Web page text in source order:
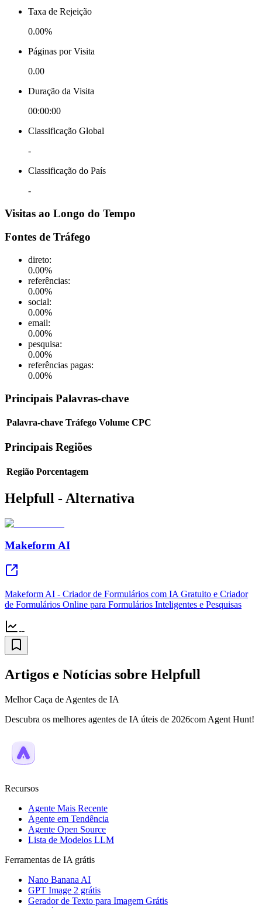
Taxa de Rejeição
0.00%
Páginas por Visita
0.00
Duração da Visita
00:00:00
Classificação Global
-
Classificação do País
-
Visitas ao Longo do Tempo
Fontes de Tráfego
direto:
0.00%
referências:
0.00%
social:
0.00%
email:
0.00%
pesquisa:
0.00%
referências pagas:
0.00%
Principais Palavras-chave
Palavra-chave Tráfego Volume CPC
Principais Regiões
Região Porcentagem
Helpfull - Alternativa
Makeform AI
Makeform AI - Criador de Formulários com IA Gratuito e Criador
de Formulários Online para Formulários Inteligentes e Pesquisas
--
Artigos e Notícias sobre Helpfull
Melhor Caça de Agentes de IA
Descubra os melhores agentes de IA úteis de 2026com Agent Hunt!
Recursos
Agente Mais Recente
Agente em Tendência
Agente Open Source
Lista de Modelos LLM
Ferramentas de IA grátis
Nano Banana AI
GPT Image 2 grátis
Gerador de Texto para Imagem Grátis